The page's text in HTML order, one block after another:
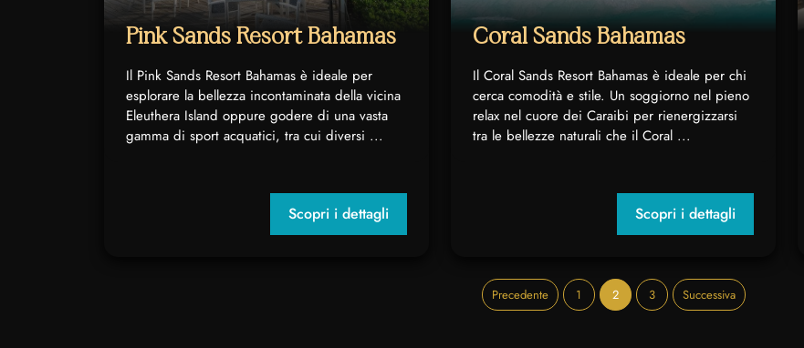
Pink Sands Resort Bahamas
Il Pink Sands Resort Bahamas è ideale per
esplorare la bellezza incontaminata della vicina
Eleuthera Island oppure godere di una vasta
gamma di sport acquatici, tra cui diversi ...
Scopri i dettagli
Coral Sands Bahamas
Il Coral Sands Resort Bahamas è ideale per chi
cerca comodità e stile. Un soggiorno nel pieno
relax nel cuore dei Caraibi per rienergizzarsi
tra le bellezze naturali che il Coral ...
Scopri i dettagli
Precedente 1 2 3 Successiva